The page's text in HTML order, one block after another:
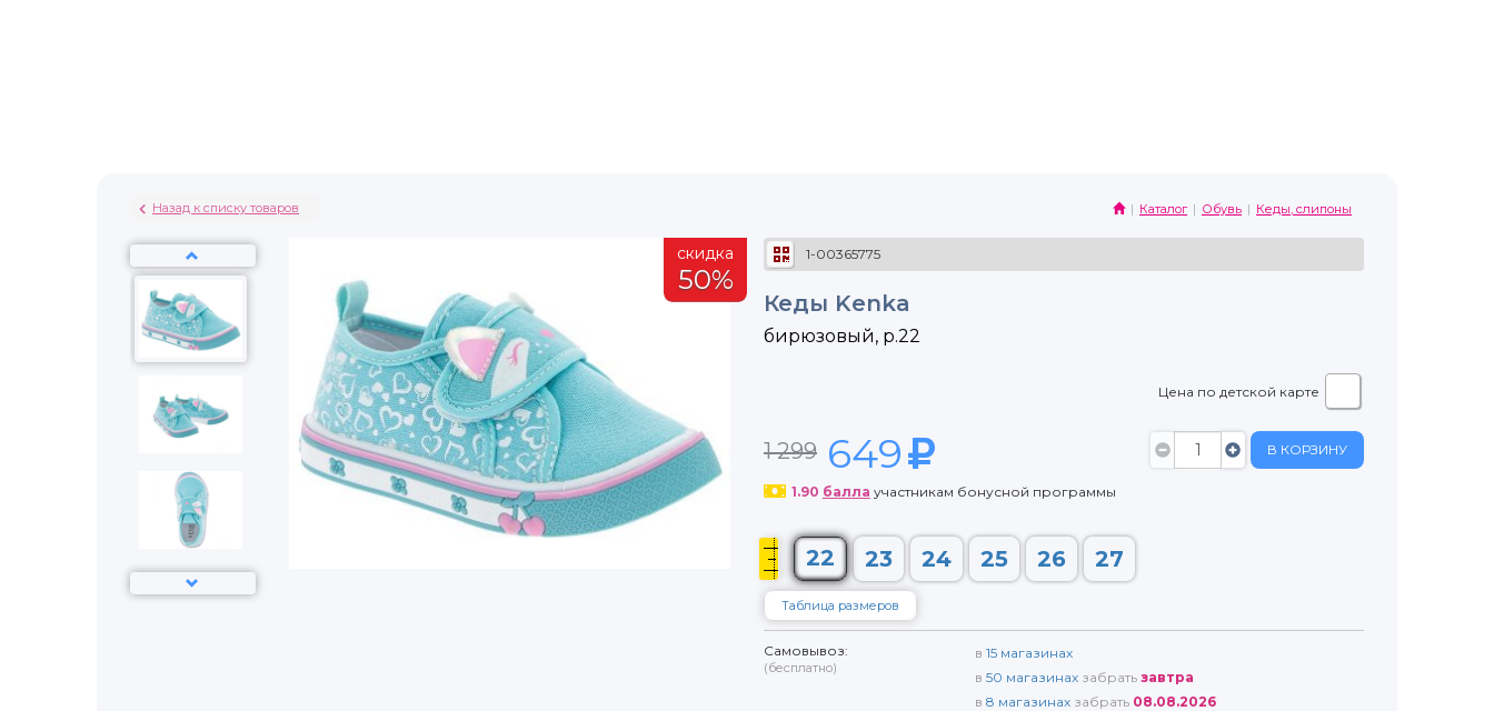
Назад к списку товаров Каталог Обувь Кеды, слипоны
скидка
50%
1-00365775
Кеды Kenka
бирюзовый, р.22
Цена по детской карте
1 299 649 В КОРЗИНУ
1.90 балла участникам бонусной программы
22 23 24 25 26 27
Таблица размеров
Самовывоз:
(бесплатно)
в 15 магазинах
в 50 магазинах забрать завтра
в 8 магазинах забрать 08.08.2026